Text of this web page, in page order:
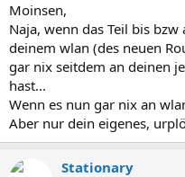
Moinsen,
Naja, wenn das Teil bis
deinem wlan (des neuen
gar nix seitdem an deinen
hast...
Wenn es nun gar nix an
Aber nur dein eigenes,
Stationary